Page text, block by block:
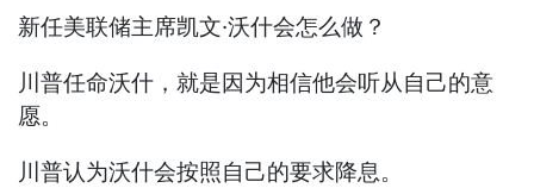
新任美联储主席凯文·沃什会怎么做？
川普任命沃什，就是因为相信他会听从自己的意
愿。
川普认为沃什会按照自己的要求降息。